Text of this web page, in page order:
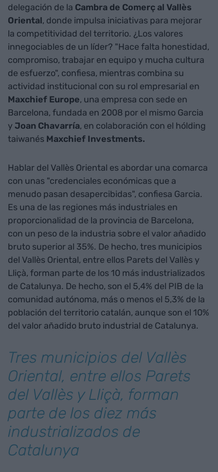
delegación de la Cambra de Comerç al Vallès
Oriental, donde impulsa iniciativas para mejorar
la competitividad del territorio. ¿Los valores
innegociables de un líder? "Hace falta honestidad,
compromiso, trabajar en equipo y mucha cultura
de esfuerzo", confiesa, mientras combina su
actividad institucional con su rol empresarial en
Maxchief Europe, una empresa con sede en
Barcelona, fundada en 2008 por el mismo Garcia
y Joan Chavarría, en colaboración con el hólding
taiwanés Maxchief Investments.
Hablar del Vallès Oriental es abordar una comarca
con unas "credenciales económicas que a
menudo pasan desapercibidas", confiesa Garcia.
Es una de las regiones más industriales en
proporcionalidad de la provincia de Barcelona,
con un peso de la industria sobre el valor añadido
bruto superior al 35%. De hecho, tres municipios
del Vallès Oriental, entre ellos Parets del Vallès y
Lliçà, forman parte de los 10 más industrializados
de Catalunya. De hecho, son el 5,4% del PIB de la
comunidad autónoma, más o menos el 5,3% de la
población del territorio catalán, aunque son el 10%
del valor añadido bruto industrial de Catalunya.
Tres municipios del Vallès
Oriental, entre ellos Parets
del Vallès y Lliçà, forman
parte de los diez más
industrializados de
Catalunya